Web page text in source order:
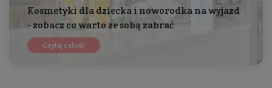
Kosmetyki dla dziecka i noworodka na wyjazd
- zobacz co warto ze sobą zabrać
Czytaj całość